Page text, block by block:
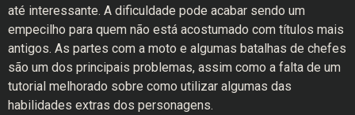
até interessante. A dificuldade pode acabar sendo um
empecilho para quem não está acostumado com títulos mais
antigos. As partes com a moto e algumas batalhas de chefes
são um dos principais problemas, assim como a falta de um
tutorial melhorado sobre como utilizar algumas das
habilidades extras dos personagens.